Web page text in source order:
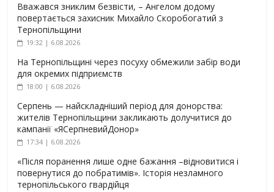
Вважався зниклим безвісти, – Ангелом додому
повертається захисник Михайло Скоробогатий з
Тернопільщини
19:32 | 6.08.2026
На Тернопільщині через посуху обмежили забір води
для окремих підприємств
18:00 | 6.08.2026
Серпень — найскладніший період для донорства:
жителів Тернопільщини закликають долучитися до
кампанії «ЯСерпневийДонор»
17:34 | 6.08.2026
«Після поранення лише одне бажання –відновитися і
повернутися до побратимів». Історія незламного
тернопільського гвардійця